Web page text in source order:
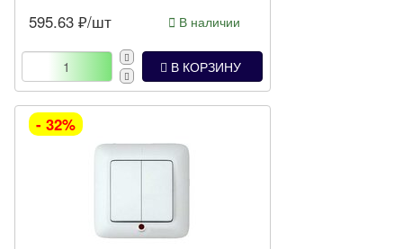
595.63 ₽/шт В наличии
В КОРЗИНУ
- 32%